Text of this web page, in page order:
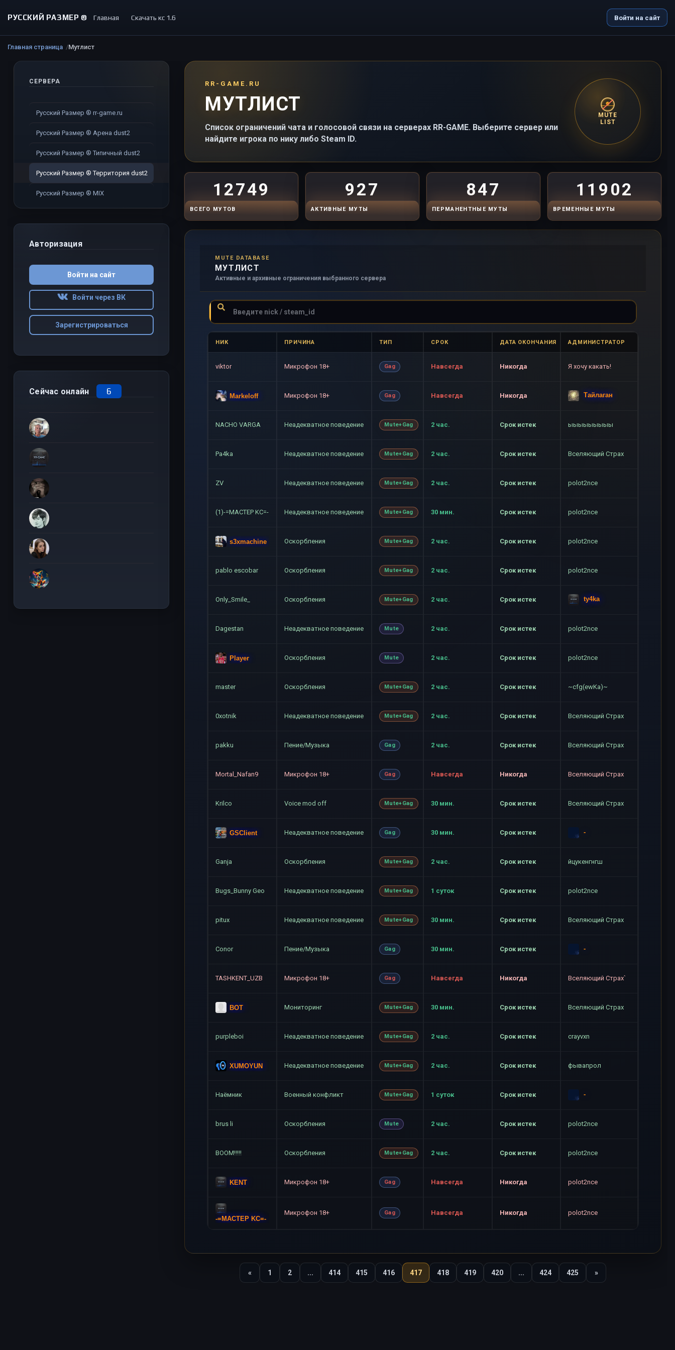
РУССКИЙ РАЗМЕР © Главная Скачать кс 1.6 Войти на сайт
Главная страница Мутлист
СЕРВЕРА
Русский Размер ® rr-game.ru
Русский Размер ® Арена dust2
Русский Размер ® Типичный dust2
Русский Размер ® Территория dust2
Русский Размер ® MIX
Авторизация
Войти на сайт
Войти через ВК
Зарегистрироваться
Сейчас онлайн 6
RR-GAME.RU
МУТЛИСТ
Список ограничений чата и голосовой связи на серверах RR-GAME. Выберите сервер или
найдите игрока по нику либо Steam ID.
MUTE
LIST
12749
ВСЕГО МУТОВ
927
АКТИВНЫЕ МУТЫ
847
ПЕРМАНЕНТНЫЕ МУТЫ
11902
ВРЕМЕННЫЕ МУТЫ
MUTE DATABASE
МУТЛИСТ
Активные и архивные ограничения выбранного сервера
НИК ПРИЧИНА ТИП СРОК ДАТА ОКОНЧАНИЯ АДМИНИСТРАТОР
viktor Микрофон 18+ Gag Навсегда Никогда Я хочу какать!
Markeloff Микрофон 18+ Gag Навсегда Никогда Тайлаган
NACHO VARGA Неадекватное поведение Mute+Gag 2 час. Срок истек ыыыыыыыыы
Pa4ka Неадекватное поведение Mute+Gag 2 час. Срок истек Вселяющий Страх
ZV Неадекватное поведение Mute+Gag 2 час. Срок истек polot2nce
(1)-=MACTEP KC=- Неадекватное поведение Mute+Gag 30 мин. Срок истек polot2nce
s3xmachine Оскорбления Mute+Gag 2 час. Срок истек polot2nce
pablo escobar Оскорбления Mute+Gag 2 час. Срок истек polot2nce
Only_Smile_ Оскорбления Mute+Gag 2 час. Срок истек ty4ka
Dagestan Неадекватное поведение Mute 2 час. Срок истек polot2nce
Player Оскорбления Mute 2 час. Срок истек polot2nce
master Оскорбления Mute+Gag 2 час. Срок истек ~cfg(ewKa)~
0xotnik Неадекватное поведение Mute+Gag 2 час. Срок истек Вселяющий Страх
pakku Пение/Музыка Gag 2 час. Срок истек Вселяющий Страх
Mortal_Nafan9 Микрофон 18+ Gag Навсегда Никогда Вселяющий Страх
Krilco Voice mod off Mute+Gag 30 мин. Срок истек Вселяющий Страх
GSClient Неадекватное поведение Gag 30 мин. Срок истек -
Ganja Оскорбления Mute+Gag 2 час. Срок истек йцукенгнгш
Bugs_Bunny Geo Неадекватное поведение Mute+Gag 1 суток Срок истек polot2nce
pitux Неадекватное поведение Mute+Gag 30 мин. Срок истек Вселяющий Страх
Conor Пение/Музыка Gag 30 мин. Срок истек -
TASHKENT_UZB Микрофон 18+ Gag Навсегда Никогда Вселяющий Страх`
BOT Мониторинг Mute+Gag 30 мин. Срок истек Вселяющий Страх
purpleboi Неадекватное поведение Mute+Gag 2 час. Срок истек crayvxn
XUMOYUN Неадекватное поведение Mute+Gag 2 час. Срок истек фывапрол
Наёмник Военный конфликт Mute+Gag 1 суток Срок истек -
brus li Оскорбления Mute 2 час. Срок истек polot2nce
BOOM!!!!! Оскорбления Mute+Gag 2 час. Срок истек polot2nce
KENT Микрофон 18+ Gag Навсегда Никогда polot2nce
-=MACTEP KC=-
Микрофон 18+ Gag Навсегда Никогда polot2nce
«
Назад
1 2 ... 414 415 416 417 418 419 420 ... 424 425 »
Вперед